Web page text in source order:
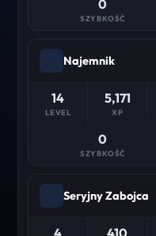
0
SZYBKOŚĆ
Najemnik
14
LEVEL
5,171
XP
0
SZYBKOŚĆ
Seryjny Zabojca
4 410